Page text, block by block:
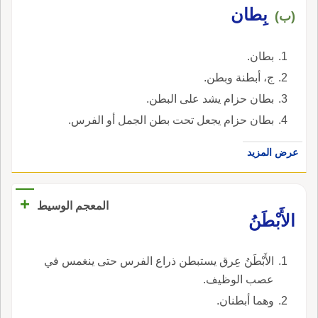
(ب) بِطان
بطان.
ج، أبطنة وبطن.
بطان حزام يشد على البطن.
بطان حزام يجعل تحت بطن الجمل أو الفرس.
عرض المزيد
المعجم الوسيط
+
الأَبْطَنُ
الأَبْطَنُ عِرق يستبطن ذراع الفرس حتى ينغمس في
عصب الوظيف.
وهما أبطنان.